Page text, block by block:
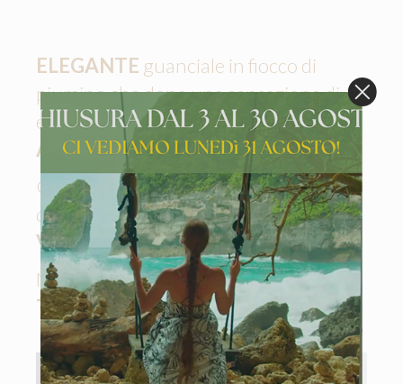
ELEGANTE guanciale in fiocco di
piumino che dona una sensazione di
estremaMORBIDEZZA E
ACCOGLIENZA.
Grazie alla pregiata imbottitura si
ottiene un effetto di sorprendente
VOLUMEe di altissima resilienza.
NaturalmenteTRASPIRANTE E
TERMOREGOLATORE